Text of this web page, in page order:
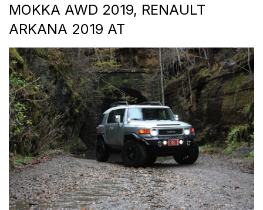
MOKKA AWD 2019, RENAULT
ARKANA 2019 AT